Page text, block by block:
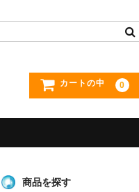
カートの中 0
商品を探す